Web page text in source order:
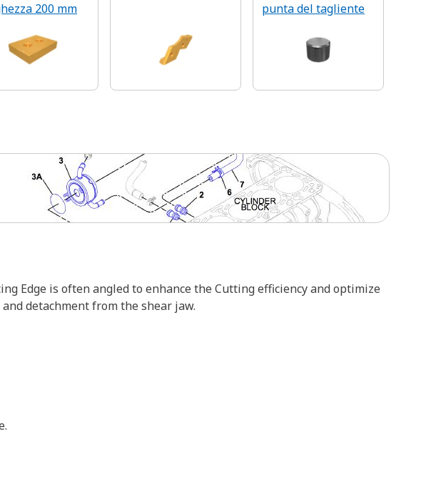
200 mm
punta del tagliente
Edge is often angled to enhance the Cutting efficiency and optimize
detachment from the shear jaw.